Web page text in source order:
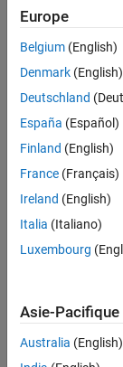
Europe
Belgium (English)
Denmark (English)
Deutschland
España (Español)
Finland (English)
France (Français)
Ireland (English)
Italia (Italiano)
Luxembourg
Asie-Pacifique
Australia (English)
Lutte anti-
© 1994-2026